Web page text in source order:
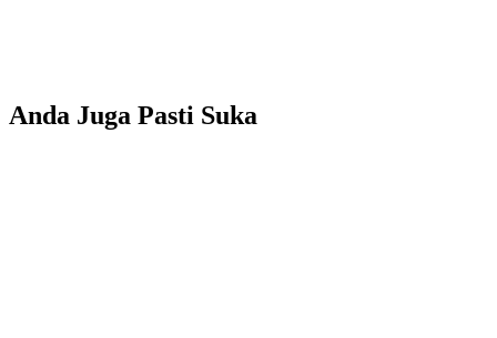
Anda Juga Pasti Suka